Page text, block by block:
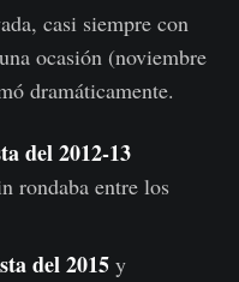
casi siempre con
ocasión (noviembre
dramáticamente.
del 2012-13
rondaba entre los
del 2015y